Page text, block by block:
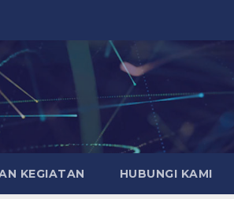
KEGIATAN HUBUNGI KAMI